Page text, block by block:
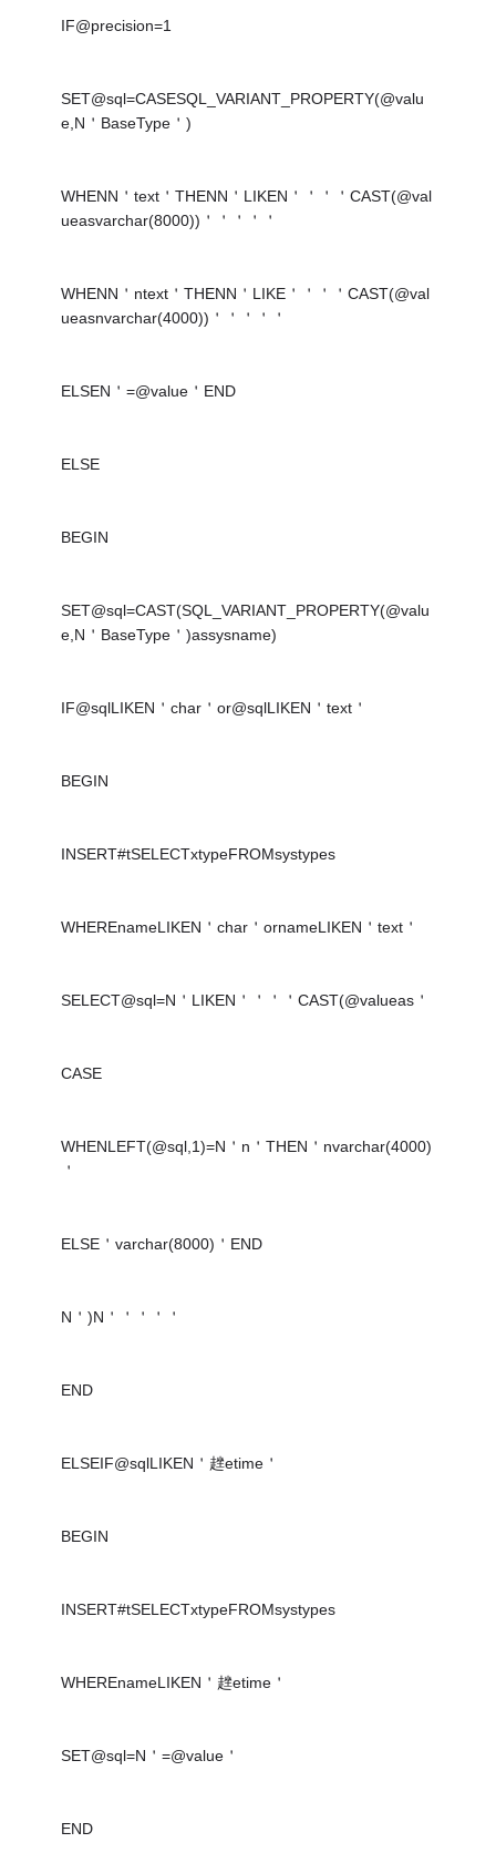
IF@precision=1
SET@sql=CASESQL_VARIANT_PROPERTY(@valu
e,N＇BaseType＇)
WHENN＇text＇THENN＇LIKEN＇＇＇＇CAST(@val
ueasvarchar(8000))＇＇＇＇＇
WHENN＇ntext＇THENN＇LIKE＇＇＇＇CAST(@val
ueasnvarchar(4000))＇＇＇＇＇
ELSEN＇=@value＇END
ELSE
BEGIN
SET@sql=CAST(SQL_VARIANT_PROPERTY(@valu
e,N＇BaseType＇)assysname)
IF@sqlLIKEN＇char＇or@sqlLIKEN＇text＇
BEGIN
INSERT#tSELECTxtypeFROMsystypes
WHEREnameLIKEN＇char＇ornameLIKEN＇text＇
SELECT@sql=N＇LIKEN＇＇＇＇CAST(@valueas＇
CASE
WHENLEFT(@sql,1)=N＇n＇THEN＇nvarchar(4000)
＇
ELSE＇varchar(8000)＇END
N＇)N＇＇＇＇＇
END
ELSEIF@sqlLIKEN＇趖etime＇
BEGIN
INSERT#tSELECTxtypeFROMsystypes
WHEREnameLIKEN＇趖etime＇
SET@sql=N＇=@value＇
END